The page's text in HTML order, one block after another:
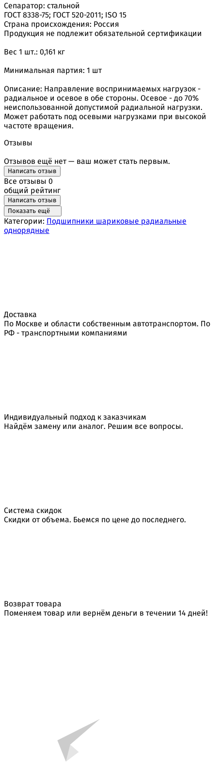
Сепаратор: стальной
ГОСТ 8338-75; ГОСТ 520-2011; ISO 15
Страна происхождения: Россия
Продукция не подлежит обязательной сертификации
Вес 1 шт.: 0,161 кг
Минимальная партия: 1 шт
Описание: Направление воспринимаемых нагрузок -
радиальное и осевое в обе стороны. Осевое - до 70%
неиспользованной допустимой радиальной нагрузки.
Может работать под осевыми нагрузками при высокой
частоте вращения.
Отзывы
Отзывов ещё нет — ваш может стать первым.
Написать отзыв
Все отзывы 0
общий рейтинг
Написать отзыв
Показать ещё
Категории: Подшипники шариковые радиальные
однорядные
Доставка
По Москве и области собственным автотранспортом. По
РФ - транспортными компаниями
Индивидуальный подход к заказчикам
Найдём замену или аналог. Решим все вопросы.
Система скидок
Скидки от объема. Бьемся по цене до последнего.
Возврат товара
Поменяем товар или вернём деньги в течении 14 дней!